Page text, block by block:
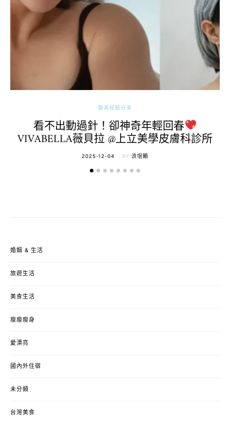
醫美經驗分享
看不出動過針！卻神奇年輕回春
VIVABELLA薇貝拉 @上立美學皮膚科診所
POSTED
2025-12-04 BY 流氓顆
婚姻 & 生活
旅遊生活
美食生活
瘦瘦瘦身
愛漂亮
國內外住宿
未分類
台灣美食